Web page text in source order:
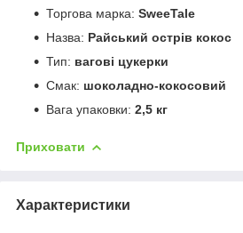
Торгова марка: SweeTale
Назва: Райський острів кокос
Тип: вагові цукерки
Смак: шоколадно-кокосовий
Вага упаковки: 2,5 кг
Приховати
Характеристики